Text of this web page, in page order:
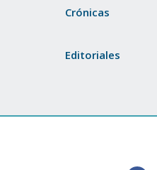
Crónicas
Editoriales